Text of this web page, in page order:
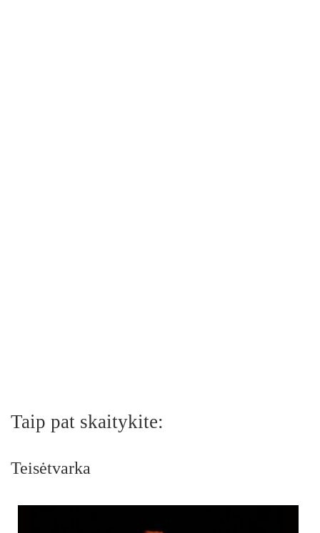
Taip pat skaitykite:
Teisėtvarka